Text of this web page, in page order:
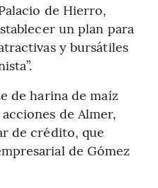
de Hierro,
un plan para
y bursátiles
de harina de maíz
de Almer,
de crédito, que
de Gómez